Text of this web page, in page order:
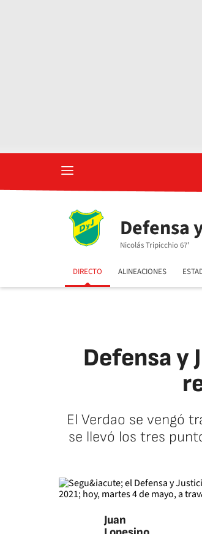
Defensa
Nicolás Tripicchio 67'
DIRECTO ALINEACIONES
Defensa y
El Verdao se vengó
se llevó los tres
Juan